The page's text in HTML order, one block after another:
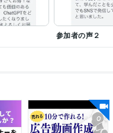
参加者の声２